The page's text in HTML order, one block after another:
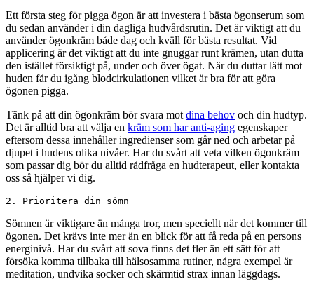
Ett första steg för pigga ögon är att investera i bästa ögonserum som
du sedan använder i din dagliga hudvårdsrutin. Det är viktigt att du
använder ögonkräm både dag och kväll för bästa resultat. Vid
applicering är det viktigt att du inte gnuggar runt krämen, utan dutta
den istället försiktigt på, under och över ögat. När du duttar lätt mot
huden får du igång blodcirkulationen vilket är bra för att göra
ögonen pigga.
Tänk på att din ögonkräm bör svara mot dina behov och din hudtyp.
Det är alltid bra att välja en kräm som har anti-aging egenskaper
eftersom dessa innehåller ingredienser som går ned och arbetar på
djupet i hudens olika nivåer. Har du svårt att veta vilken ögonkräm
som passar dig bör du alltid rådfråga en hudterapeut, eller kontakta
oss så hjälper vi dig.
2. Prioritera din sömn
Sömnen är viktigare än många tror, men speciellt när det kommer till
ögonen. Det krävs inte mer än en blick för att få reda på en persons
energinivå. Har du svårt att sova finns det fler än ett sätt för att
försöka komma tillbaka till hälsosamma rutiner, några exempel är
meditation, undvika socker och skärmtid strax innan läggdags.